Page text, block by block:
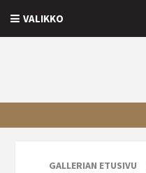
VALIKKO
GALLERIAN ETUSIVU